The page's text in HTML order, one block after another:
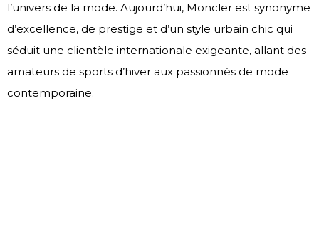
l’univers de la mode. Aujourd’hui, Moncler est synonyme
d’excellence, de prestige et d’un style urbain chic qui
séduit une clientèle internationale exigeante, allant des
amateurs de sports d’hiver aux passionnés de mode
contemporaine.